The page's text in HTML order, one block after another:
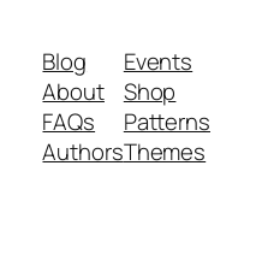
Blog
About
FAQs
Authors
Events
Shop
Patterns
Themes